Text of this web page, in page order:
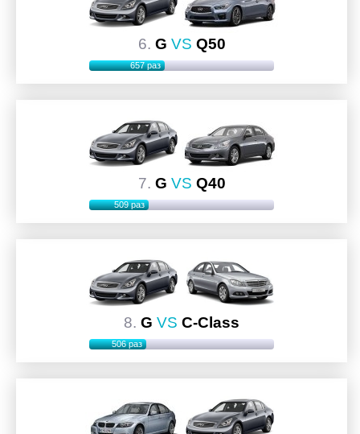
6. G VS Q50
657 раз
7. G VS Q40
509 раз
8. G VS C-Class
506 раз